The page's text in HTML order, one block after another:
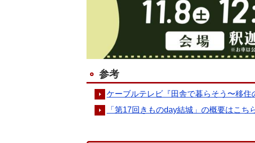
参考
ケーブルテレビ『田舎で暮らそう〜移住
「第17回きものday結城」の概要はこち